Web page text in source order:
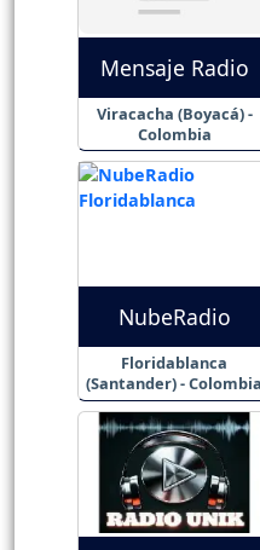
Mensaje Radio
Viracacha (Boyacá) -
Colombia
NubeRadio
Floridablanca
(Santander) - Colombia